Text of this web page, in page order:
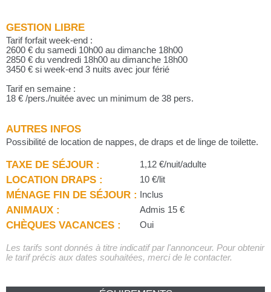
GESTION LIBRE
Tarif forfait week-end :
2600 € du samedi 10h00 au dimanche 18h00
2850 € du vendredi 18h00 au dimanche 18h00
3450 € si week-end 3 nuits avec jour férié
Tarif en semaine :
18 € /pers./nuitée avec un minimum de 38 pers.
AUTRES INFOS
Possibilité de location de nappes, de draps et de linge de toilette.
TAXE DE SÉJOUR : 1,12 €/nuit/adulte
LOCATION DRAPS : 10 €/lit
MÉNAGE FIN DE SÉJOUR : Inclus
ANIMAUX : Admis 15 €
CHÈQUES VACANCES : Oui
Les tarifs sont donnés à titre indicatif par l'annonceur. Pour obtenir
le tarif précis aux dates souhaitées, merci de le contacter.